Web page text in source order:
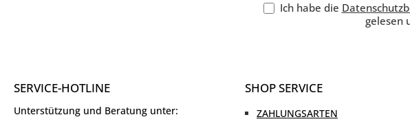
Ich habe die
gelesen
SERVICE-HOTLINE
Unterstützung und Beratung unter:
SHOP SERVICE
ZAHLUNGSARTEN